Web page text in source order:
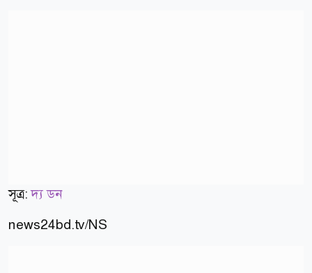
সূত্র:দ্য ডন
news24bd.tv/NS